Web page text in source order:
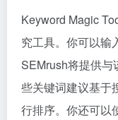
Keyword Magic
究工具。你可以输
SEMrush将提供与
些关键词建议基于
行排序。你还可以